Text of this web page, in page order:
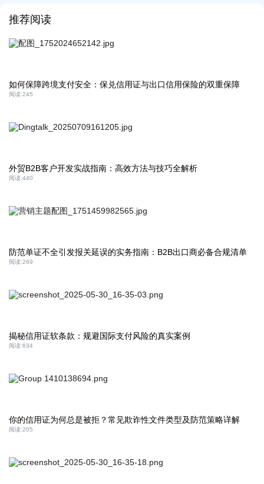
推荐阅读
如何保障跨境支付安全：保兑信用证与出口信用保险的双重保障
阅读:245
外贸B2B客户开发实战指南：高效方法与技巧全解析
阅读:440
防范单证不全引发报关延误的实务指南：B2B出口商必备合规清单
阅读:269
揭秘信用证软条款：规避国际支付风险的真实案例
阅读:634
你的信用证为何总是被拒？常见欺诈性文件类型及防范策略详解
阅读:205